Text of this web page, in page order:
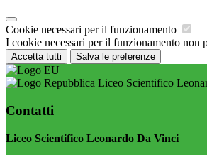
Cookie necessari per il funzionamento
I cookie necessari per il funzionamento non
Accetta tutti Salva le preferenze
Liceo Scientifico
Contatti
Liceo Scientifico Leonardo Da Vinci